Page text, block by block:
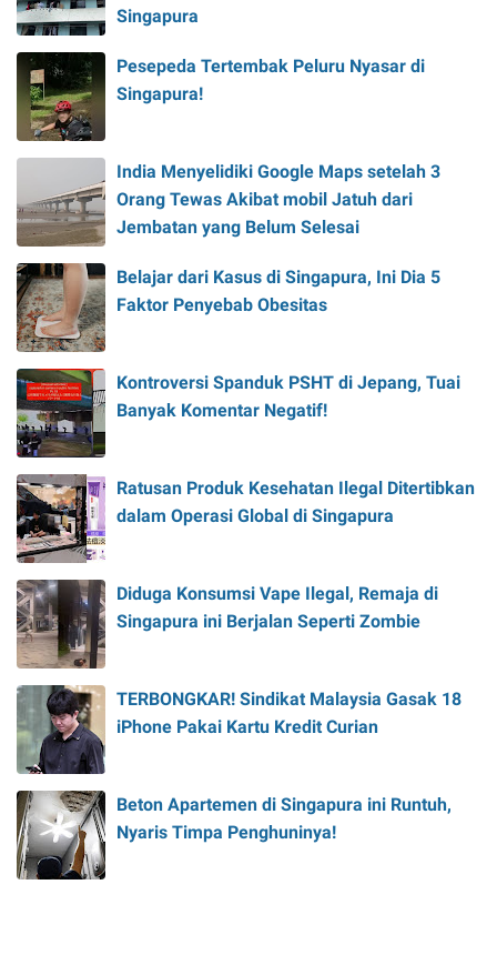
Singapura
Pesepeda Tertembak Peluru Nyasar di
Singapura!
India Menyelidiki Google Maps setelah 3
Orang Tewas Akibat mobil Jatuh dari
Jembatan yang Belum Selesai
Belajar dari Kasus di Singapura, Ini Dia 5
Faktor Penyebab Obesitas
Kontroversi Spanduk PSHT di Jepang, Tuai
Banyak Komentar Negatif!
Ratusan Produk Kesehatan Ilegal Ditertibkan
dalam Operasi Global di Singapura
Diduga Konsumsi Vape Ilegal, Remaja di
Singapura ini Berjalan Seperti Zombie
TERBONGKAR! Sindikat Malaysia Gasak 18
iPhone Pakai Kartu Kredit Curian
Beton Apartemen di Singapura ini Runtuh,
Nyaris Timpa Penghuninya!